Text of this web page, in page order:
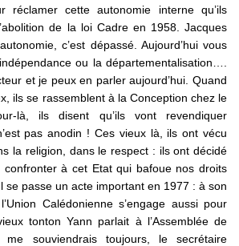
réclamer cette autonomie interne qu’ils
de la loi Cadre en 1958. Jacques
c’est dépassé. Aujourd’hui vous
ou la départementalisation….
et je peux en parler aujourd’hui. Quand
ils se rassemblent à la Conception chez le
là, ils disent qu’ils vont revendiquer
pas anodin ! Ces vieux là, ils ont vécu
la religion, dans le respect : ils ont décidé
à cet Etat qui bafoue nos droits
se passe un acte important en 1977 : à son
Calédonienne s’engage aussi pour
tonton Yann parlait à l’Assemblée de
me souviendrais toujours, le secrétaire